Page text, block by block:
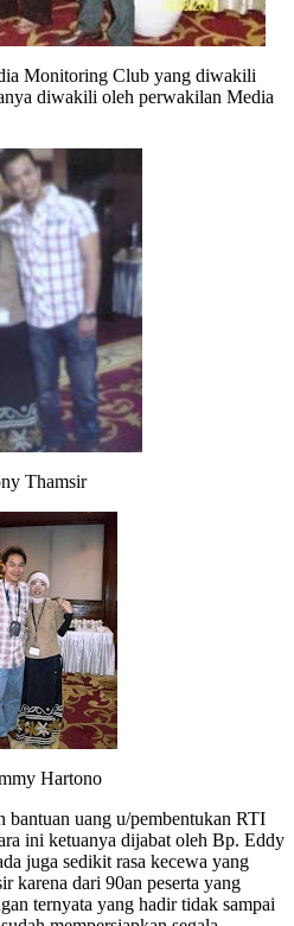
Monitoring Club yang diwakili
diwakili oleh perwakilan Media
Thamsir
Hartono
bantuan uang u/pembentukan RTI
ini ketuanya dijabat oleh Bp. Eddy
juga sedikit rasa kecewa yang
karena dari 90an peserta yang
ternyata yang hadir tidak sampai